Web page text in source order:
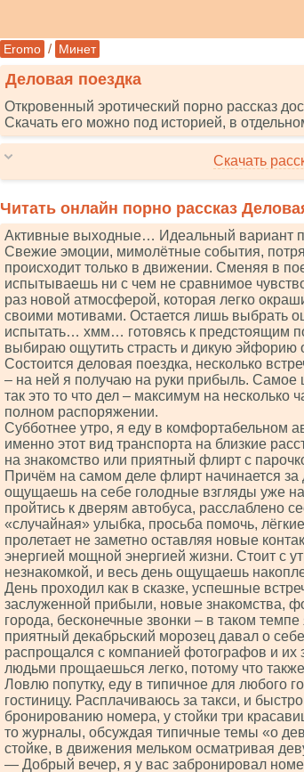
Eromo / Минет
Деловая поездка
Откровенный эротический порно рассказ
Скачать его можно под историей, в
Скачать
Читать онлайн порно рассказ
Активные выходные… Идеальный вариант
Свежие эмоции, мимолётные события,
происходит только в движении. Сменяя в
испытываешь ни с чем не сравнимое
раз новой атмосферой, которая легко
своими мотивами. Остается лишь выбрать
испытать… хмм… готовясь к предстоящим
выбираю ощутить страсть и дикую
Состоится деловая поездка, несколько
– на ней я получаю на руки прибыль.
так это то что дел – максимум на несколько
полном распоряжении.
Субботнее утро, я еду в комфортабельном
именно этот вид транспорта на близкие
на знакомство или приятный флирт с
Причём на самом деле флирт начинается за
ощущаешь на себе голодные взгляды уже на
пройтись к дверям автобуса, расслаблено
«случайная» улыбка, просьба помочь,
пролетает не заметно оставляя новые
энергией мощной энергией жизни. Стоит с
незнакомкой, и весь день ощущаешь
День проходил как в сказке, успешные
заслуженной прибыли, новые знакомства,
города, бесконечные звонки – в таком
приятный декабрьский морозец давал о
распрощался с компанией фотографов и их
людьми прощаешься легко, потому что также
Ловлю попутку, еду в типичное для любого
гостиницу. Расплачиваюсь за такси, и
бронированию номера, у стойки три
то журналы, обсуждая типичные темы «о
стойке, в движения мельком осматривая
— Добрый вечер, я у вас забронировал